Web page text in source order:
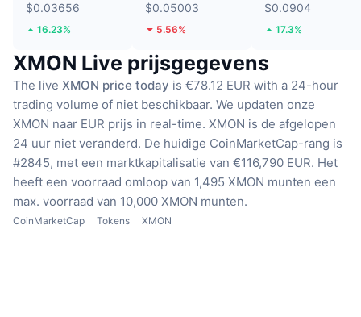
$0.03656
16.23%
$0.05003
5.56%
$0.0904
17.3%
XMON Live prijsgegevens
The live XMON price today is €78.12 EUR with a 24-hour
trading volume of niet beschikbaar. We updaten onze
XMON naar EUR prijs in real-time. XMON is de afgelopen
24 uur niet veranderd. De huidige CoinMarketCap-rang is
#2845, met een marktkapitalisatie van €116,790 EUR. Het
heeft een voorraad omloop van 1,495 XMON munten een
max. voorraad van 10,000 XMON munten.
CoinMarketCap Tokens XMON